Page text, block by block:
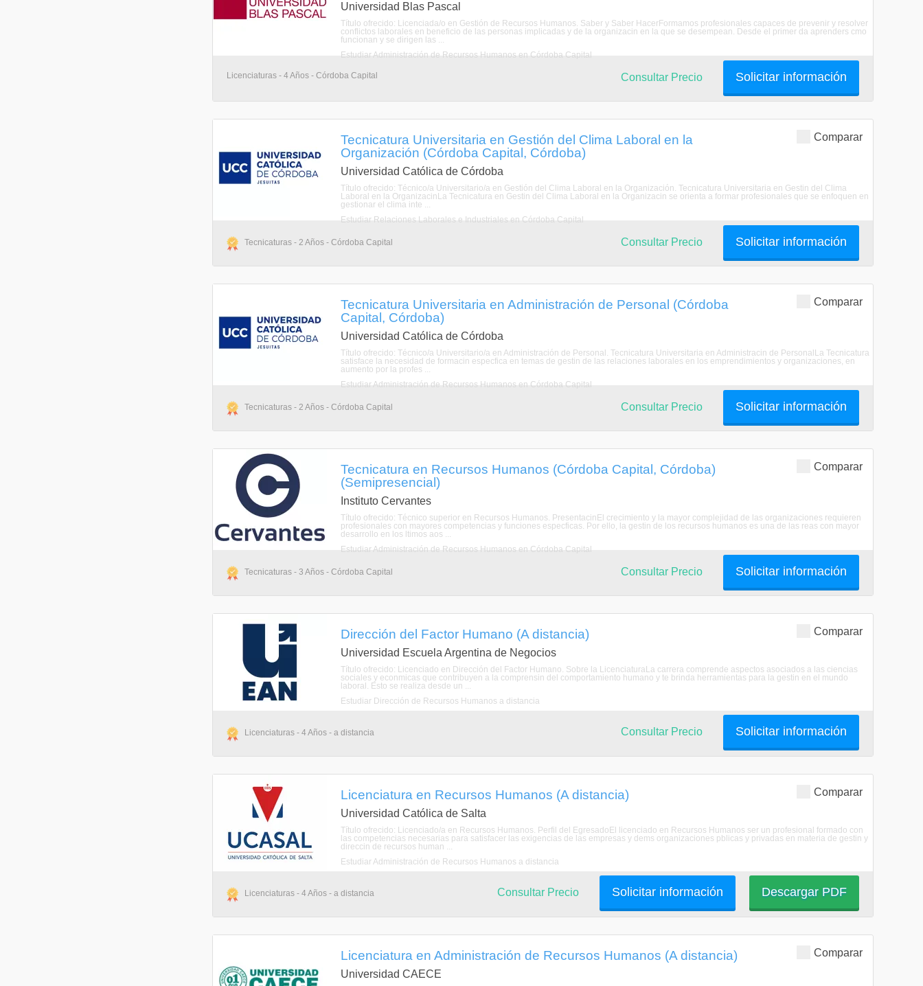
Universidad Blas Pascal
Título ofrecido: Licenciada/o en Gestión de Recursos Humanos. Saber y Saber HacerFormamos profesionales capaces de prevenir y resolver
conflictos laborales en beneficio de las personas implicadas y de la organizacin en la que se desempean. Desde el primer da aprenders cmo
funcionan y se dirigen las ...
Estudiar Administración de Recursos Humanos en Córdoba Capital
Licenciaturas - 4 Años - Córdoba Capital Solicitar información
Consultar Precio
Comparar
Tecnicatura Universitaria en Gestión del Clima Laboral en la
Organización (Córdoba Capital, Córdoba)
Universidad Católica de Córdoba
Título ofrecido: Técnico/a Universitario/a en Gestión del Clima Laboral en la Organización. Tecnicatura Universitaria en Gestin del Clima
Laboral en la OrganizacinLa Tecnicatura en Gestin del Clima Laboral en la Organizacin se orienta a formar profesionales que se enfoquen en
gestionar el clima inte ...
Estudiar Relaciones Laborales e Industriales en Córdoba Capital
Tecnicaturas - 2 Años - Córdoba Capital Solicitar información
Consultar Precio
Comparar
Tecnicatura Universitaria en Administración de Personal (Córdoba
Capital, Córdoba)
Universidad Católica de Córdoba
Título ofrecido: Técnico/a Universitario/a en Administración de Personal. Tecnicatura Universitaria en Administracin de PersonalLa Tecnicatura
satisface la necesidad de formacin especfica en temas de gestin de las relaciones laborales en los emprendimientos y organizaciones, en
aumento por la profes ...
Estudiar Administración de Recursos Humanos en Córdoba Capital
Tecnicaturas - 2 Años - Córdoba Capital Solicitar información
Consultar Precio
Comparar
Tecnicatura en Recursos Humanos (Córdoba Capital, Córdoba)
(Semipresencial)
Instituto Cervantes
Título ofrecido: Técnico superior en Recursos Humanos. PresentacinEl crecimiento y la mayor complejidad de las organizaciones requieren
profesionales con mayores competencias y funciones especficas. Por ello, la gestin de los recursos humanos es una de las reas con mayor
desarrollo en los ltimos aos ...
Estudiar Administración de Recursos Humanos en Córdoba Capital
Tecnicaturas - 3 Años - Córdoba Capital Solicitar información
Consultar Precio
Comparar
Dirección del Factor Humano (A distancia)
Universidad Escuela Argentina de Negocios
Título ofrecido: Licenciado en Dirección del Factor Humano. Sobre la LicenciaturaLa carrera comprende aspectos asociados a las ciencias
sociales y econmicas que contribuyen a la comprensin del comportamiento humano y te brinda herramientas para la gestin en el mundo
laboral. Esto se realiza desde un ...
Estudiar Dirección de Recursos Humanos a distancia
Licenciaturas - 4 Años - a distancia Solicitar información
Consultar Precio
Comparar
Licenciatura en Recursos Humanos (A distancia)
Universidad Católica de Salta
Título ofrecido: Licenciado/a en Recursos Humanos. Perfil del EgresadoEl licenciado en Recursos Humanos ser un profesional formado con
las competencias necesarias para satisfacer las exigencias de las empresas y dems organizaciones pblicas y privadas en materia de gestin y
direccin de recursos human ...
Estudiar Administración de Recursos Humanos a distancia
Licenciaturas - 4 Años - a distancia Descargar PDF
Solicitar información
Consultar Precio
Comparar
Licenciatura en Administración de Recursos Humanos (A distancia)
Universidad CAECE